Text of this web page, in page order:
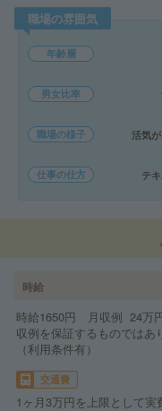
職場の雰囲気
年齢層
男女比率
職場の様子 活気
仕事の仕方 テ
時給
時給1650円 月収例 24万
収例を保証するものでは
（利用条件有）
交通費
1ヶ月3万円を上限として実